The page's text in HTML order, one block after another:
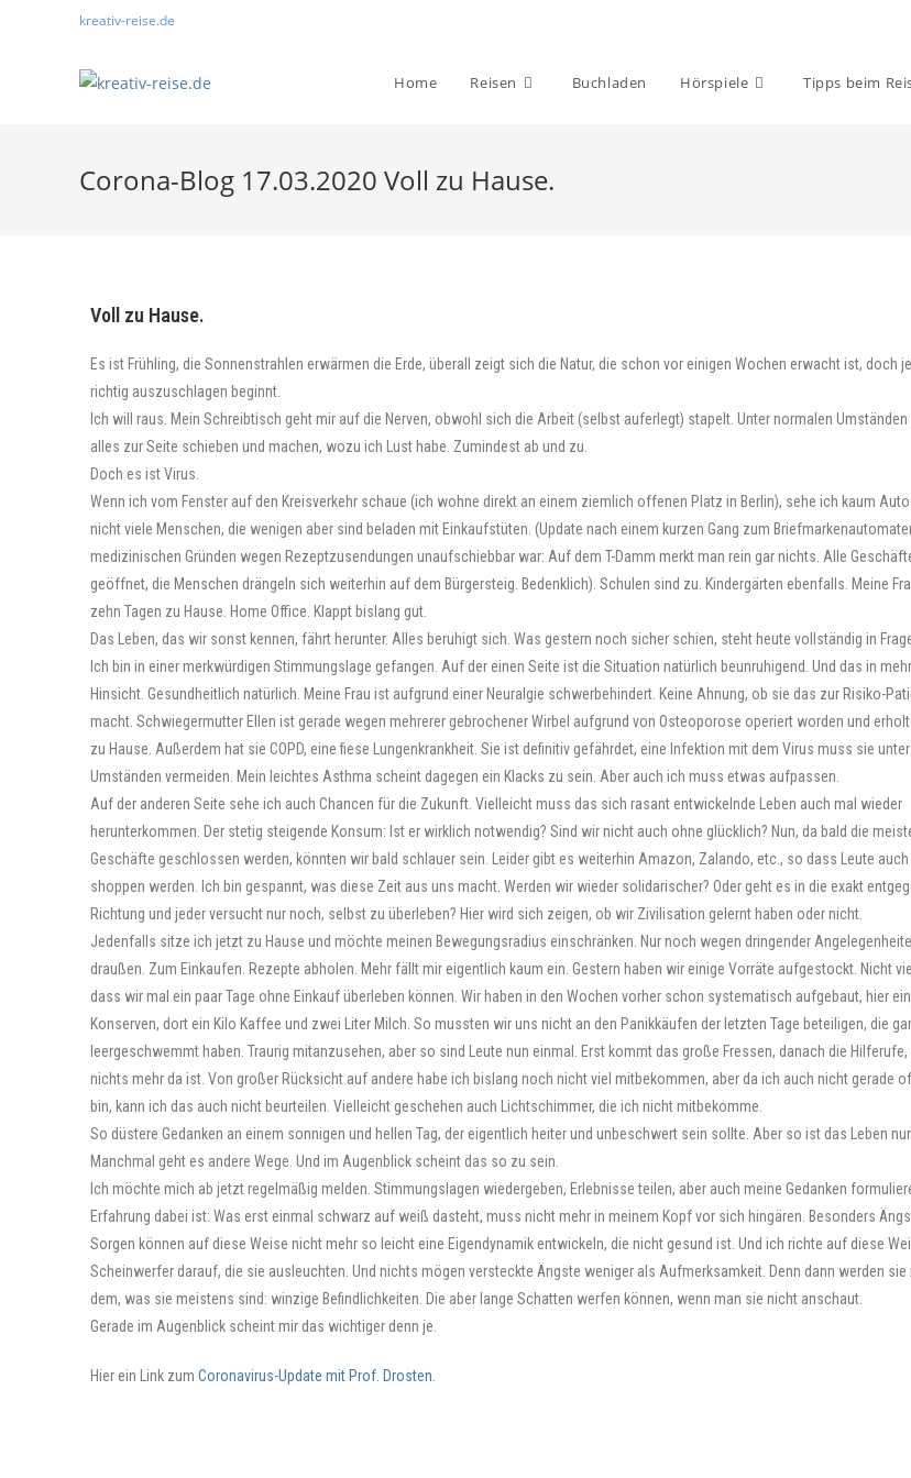
kreativ-reise.de
Home Reisen Buchladen Hörspiele Tipps beim
Corona-Blog 17.03.2020 Voll zu Hause.
Voll zu Hause.
Es ist Frühling, die Sonnenstrahlen erwärmen die Erde, überall zeigt sich die Natur, die schon vor einigen Wochen erwacht ist, doch
richtig auszuschlagen beginnt.
Ich will raus. Mein Schreibtisch geht mir auf die Nerven, obwohl sich die Arbeit (selbst auferlegt) stapelt. Unter normalen
alles zur Seite schieben und machen, wozu ich Lust habe. Zumindest ab und zu.
Doch es ist Virus.
Wenn ich vom Fenster auf den Kreisverkehr schaue (ich wohne direkt an einem ziemlich offenen Platz in Berlin), sehe ich kaum
nicht viele Menschen, die wenigen aber sind beladen mit Einkaufstüten. (Update nach einem kurzen Gang zum
medizinischen Gründen wegen Rezeptzusendungen unaufschiebbar war: Auf dem T-Damm merkt man rein gar nichts. Alle
geöffnet, die Menschen drängeln sich weiterhin auf dem Bürgersteig. Bedenklich). Schulen sind zu. Kindergärten ebenfalls. Meine
zehn Tagen zu Hause. Home Office. Klappt bislang gut.
Das Leben, das wir sonst kennen, fährt herunter. Alles beruhigt sich. Was gestern noch sicher schien, steht heute vollständig in
Ich bin in einer merkwürdigen Stimmungslage gefangen. Auf der einen Seite ist die Situation natürlich beunruhigend. Und das in
Hinsicht. Gesundheitlich natürlich. Meine Frau ist aufgrund einer Neuralgie schwerbehindert. Keine Ahnung, ob sie das zur Risiko-
macht. Schwiegermutter Ellen ist gerade wegen mehrerer gebrochener Wirbel aufgrund von Osteoporose operiert worden und
zu Hause. Außerdem hat sie COPD, eine fiese Lungenkrankheit. Sie ist definitiv gefährdet, eine Infektion mit dem Virus muss sie
Umständen vermeiden. Mein leichtes Asthma scheint dagegen ein Klacks zu sein. Aber auch ich muss etwas aufpassen.
Auf der anderen Seite sehe ich auch Chancen für die Zukunft. Vielleicht muss das sich rasant entwickelnde Leben auch mal wieder
herunterkommen. Der stetig steigende Konsum: Ist er wirklich notwendig? Sind wir nicht auch ohne glücklich? Nun, da bald die
Geschäfte geschlossen werden, könnten wir bald schlauer sein. Leider gibt es weiterhin Amazon, Zalando, etc., so dass Leute
shoppen werden. Ich bin gespannt, was diese Zeit aus uns macht. Werden wir wieder solidarischer? Oder geht es in die exakt
Richtung und jeder versucht nur noch, selbst zu überleben? Hier wird sich zeigen, ob wir Zivilisation gelernt haben oder nicht.
Jedenfalls sitze ich jetzt zu Hause und möchte meinen Bewegungsradius einschränken. Nur noch wegen dringender
draußen. Zum Einkaufen. Rezepte abholen. Mehr fällt mir eigentlich kaum ein. Gestern haben wir einige Vorräte aufgestockt. Nicht
dass wir mal ein paar Tage ohne Einkauf überleben können. Wir haben in den Wochen vorher schon systematisch aufgebaut, hier
Konserven, dort ein Kilo Kaffee und zwei Liter Milch. So mussten wir uns nicht an den Panikkäufen der letzten Tage beteiligen, die
leergeschwemmt haben. Traurig mitanzusehen, aber so sind Leute nun einmal. Erst kommt das große Fressen, danach die Hilferufe,
nichts mehr da ist. Von großer Rücksicht auf andere habe ich bislang noch nicht viel mitbekommen, aber da ich auch nicht gerade
bin, kann ich das auch nicht beurteilen. Vielleicht geschehen auch Lichtschimmer, die ich nicht mitbekomme.
So düstere Gedanken an einem sonnigen und hellen Tag, der eigentlich heiter und unbeschwert sein sollte. Aber so ist das Leben nun
Manchmal geht es andere Wege. Und im Augenblick scheint das so zu sein.
Ich möchte mich ab jetzt regelmäßig melden. Stimmungslagen wiedergeben, Erlebnisse teilen, aber auch meine Gedanken
Erfahrung dabei ist: Was erst einmal schwarz auf weiß dasteht, muss nicht mehr in meinem Kopf vor sich hingären. Besonders
Sorgen können auf diese Weise nicht mehr so leicht eine Eigendynamik entwickeln, die nicht gesund ist. Und ich richte auf diese
Scheinwerfer darauf, die sie ausleuchten. Und nichts mögen versteckte Ängste weniger als Aufmerksamkeit. Denn dann werden sie
dem, was sie meistens sind: winzige Befindlichkeiten. Die aber lange Schatten werfen können, wenn man sie nicht anschaut.
Gerade im Augenblick scheint mir das wichtiger denn je.
Hier ein Link zum Coronavirus-Update mit Prof. Drosten.